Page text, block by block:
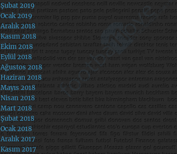
Şubat 2019
Ocak 2019
Aralık 2018
Kasım 2018
Ekim 2018
Eylül 2018
Ağustos 2018
Haziran 2018
Mayıs 2018
Nisan 2018
Mart 2018
Şubat 2018
Ocak 2018
Aralık 2017
Kasım 2017